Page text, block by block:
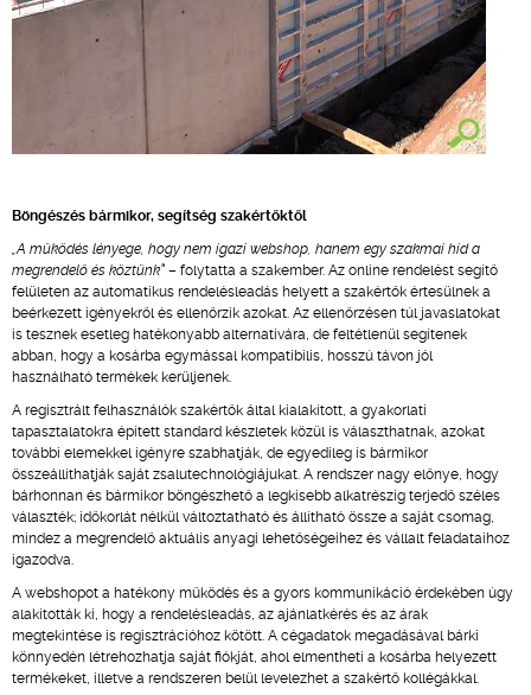
Böngészés bármikor, segítség szakértőktől
„A működés lényege, hogy nem igazi webshop, hanem egy szakmai híd a
megrendelő és köztünk” – folytatta a szakember. Az online rendelést segítő
felületen az automatikus rendelésleadás helyett a szakértők értesülnek a
beérkezett igényekről és ellenőrzik azokat. Az ellenőrzésen túl javaslatokat
is tesznek esetleg hatékonyabb alternatívára, de feltétlenül segítenek
abban, hogy a kosárba egymással kompatibilis, hosszú távon jól
használható termékek kerüljenek.
A regisztrált felhasználók szakértők által kialakított, a gyakorlati
tapasztalatokra épített standard készletek közül is választhatnak, azokat
további elemekkel igényre szabhatják, de egyedileg is bármikor
összeállíthatják saját zsalutechnológiájukat. A rendszer nagy előnye, hogy
bárhonnan és bármikor böngészhető a legkisebb alkatrészig terjedő széles
választék; időkorlát nélkül változtatható és állítható össze a saját csomag,
mindez a megrendelő aktuális anyagi lehetőségeihez és vállalt feladataihoz
igazodva.
A webshopot a hatékony működés és a gyors kommunikáció érdekében úgy
alakították ki, hogy a rendelésleadás, az ajánlatkérés és az árak
megtekintése is regisztrációhoz kötött. A cégadatok megadásával bárki
könnyedén létrehozhatja saját fiókját, ahol elmentheti a kosárba helyezett
termékeket, illetve a rendszeren belül levelezhet a szakértő kollégákkal.